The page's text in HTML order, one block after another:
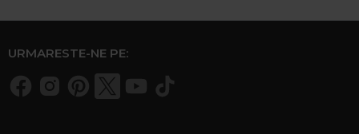
URMARESTE-NE PE: